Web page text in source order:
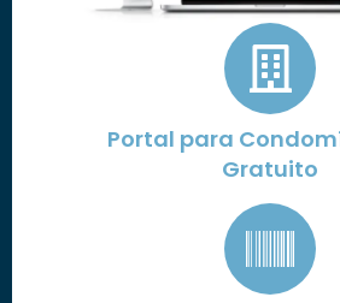
Portal para
Gratuito